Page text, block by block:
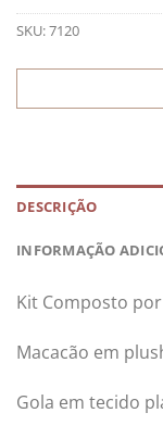
SKU:7120
DESCRIÇÃO
INFORMAÇÃO
Kit Composto
Macacão em
Gola em tecido